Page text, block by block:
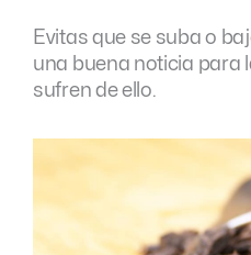
Evitas que se suba o
una buena noticia para
sufren de ello.